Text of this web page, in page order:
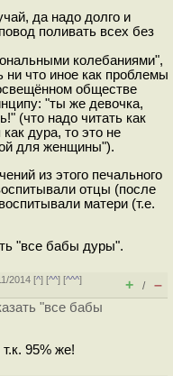
да надо долго и
поливать всех без
колебаниями",
ни что иное как проблемы
обществе
"ты же девочка,
(что надо читать как
дура, то это не
для женщины").
из этого печального
отцы (после
матери (т.е.
"все бабы дуры".
2014 [^] [^^] [^^^]
+ / –
"все бабы
95% же!